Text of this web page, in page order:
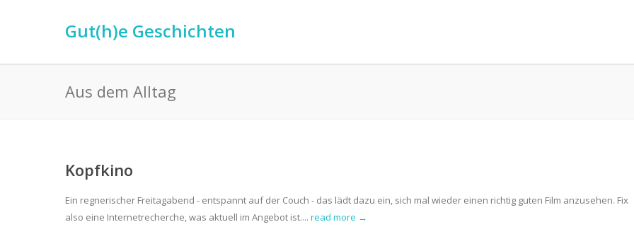
Gut(h)e Geschichten
Aus dem Alltag
Kopfkino
Ein regnerischer Freitagabend - entspannt auf der Couch - das lädt dazu ein, sich mal wieder einen richtig guten Film anzusehen. Fix
also eine Internetrecherche, was aktuell im Angebot ist.... read more →